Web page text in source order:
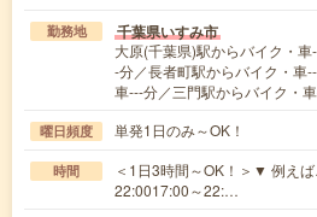
勤務地 千葉県いすみ市
大原(千葉県)駅からバイク・
-分／長者町駅からバイク・車
車---分／三門駅からバイク・
曜日頻度 単発1日のみ～OK！
時間
＜1日3時間～OK！＞▼ 例え
22:0017:00～22:…